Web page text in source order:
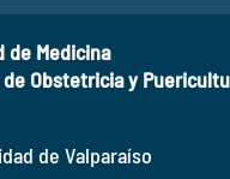
de Medicina
de Obstetricia y
de Valparaíso